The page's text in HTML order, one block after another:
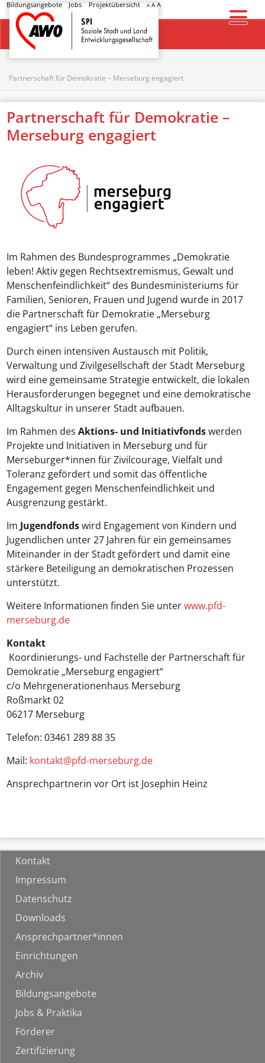
Bildungsangebote Jobs Projektübersicht A AA
Startseite
Partnerschaft für Demokratie – Merseburg engagiert
Partnerschaft für Demokratie –
Merseburg engagiert
Im Rahmen des Bundesprogrammes „Demokratie
leben! Aktiv gegen Rechtsextremismus, Gewalt und
Menschenfeindlichkeit“ des Bundesministeriums für
Familien, Senioren, Frauen und Jugend wurde in 2017
die Partnerschaft für Demokratie „Merseburg
engagiert“ ins Leben gerufen.
Durch einen intensiven Austausch mit Politik,
Verwaltung und Zivilgesellschaft der Stadt Merseburg
wird eine gemeinsame Strategie entwickelt, die lokalen
Herausforderungen begegnet und eine demokratische
Alltagskultur in unserer Stadt aufbauen.
Im Rahmen desAktions- und Initiativfondswerden
Projekte und Initiativen in Merseburg und für
Merseburger*innen für Zivilcourage, Vielfalt und
Toleranz gefördert und somit das öffentliche
Engagement gegen Menschenfeindlichkeit und
Ausgrenzung gestärkt.
Im Jugendfondswird Engagement von Kindern und
Jugendlichen unter 27 Jahren für ein gemeinsames
Miteinander in der Stadt gefördert und damit eine
stärkere Beteiligung an demokratischen Prozessen
unterstützt.
Weitere Informationen finden Sie unterwww.pfd-
merseburg.de
Kontakt
Koordinierungs- und Fachstelle der Partnerschaft für
Demokratie „Merseburg engagiert“
c/o Mehrgenerationenhaus Merseburg
Roßmarkt 02
06217 Merseburg
Telefon: 03461 289 88 35
Mail: kontakt@pfd-merseburg.de
Ansprechpartnerin vor Ort ist Josephin Heinz
Kontakt
Impressum
Datenschutz
Downloads
Ansprechpartner*innen
Einrichtungen
Archiv
Bildungsangebote
Jobs & Praktika
Förderer
Zertifizierung